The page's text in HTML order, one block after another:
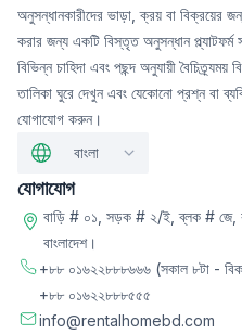
অনুসন্ধানকারীদের ভাড়া, ক্রয় বা বিক্রয়ের
করার জন্য একটি বিস্তৃত অনুসন্ধান প্ল্যাটফর্ম
বিভিন্ন চাহিদা এবং পছন্দ অনুযায়ী বৈচিত্র্যময়
তালিকা ঘুরে দেখুন এবং যেকোনো প্রশ্ন বা
যোগাযোগ করুন।
বাংলা
যোগাযোগ
বাড়ি # ০১, সড়ক # ২/ই, ব্লক # জে,
বাংলাদেশ।
+৮৮ ০১৬২২৮৮৮৬৬৬ (সকাল ৮টা -
+৮৮ ০১৬২২৮৮৮৫৫৫
info@rentalhomebd.com